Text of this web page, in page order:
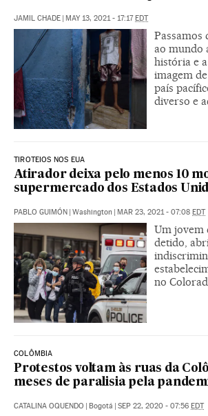
JAMIL CHADE MAY 13, 2021 - 17:17 EDT
Passamos
ao mundo
história e
imagem
país
diverso e
TIROTEIOS NOS EUA
Atirador deixa pelo menos 10
supermercado dos Estados
PABLO GUIMÓN Washington MAR 23, 2021 - 07:08 EDT
Um jovem
detido,
no
COLÔMBIA
Protestos voltam às ruas da
meses de paralisia pela
CATALINA OQUENDO | Bogotá | SEP 22, 2020 - 07:56 EDT